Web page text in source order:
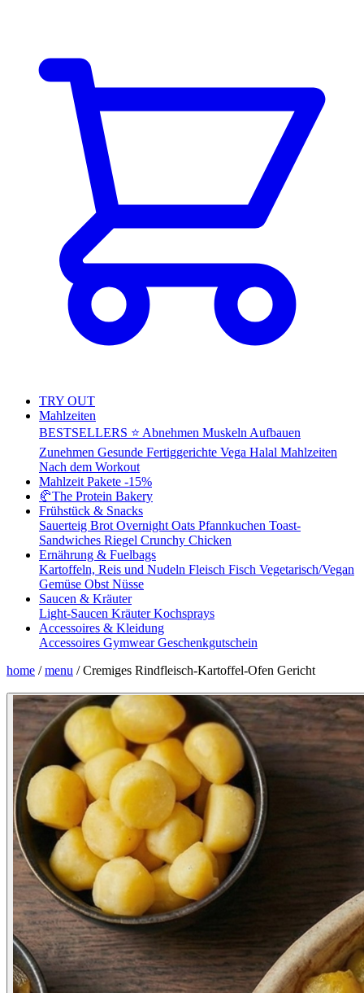
TRY OUT
Mahlzeiten
BESTSELLERS ⭐ Abnehmen Muskeln Aufbauen
Zunehmen Gesunde Fertiggerichte Vega Halal Mahlzeiten
Nach dem Workout
Mahlzeit Pakete -15%
🥐The Protein Bakery
Frühstück & Snacks
Sauerteig Brot Overnight Oats Pfannkuchen Toast-
Sandwiches Riegel Crunchy Chicken
Ernährung & Fuelbags
Kartoffeln, Reis und Nudeln Fleisch Fisch Vegetarisch/Vegan
Gemüse Obst Nüsse
Saucen & Kräuter
Light-Saucen KräuterKochsprays
Accessoires & Kleidung
Accessoires GymwearGeschenkgutschein
home / menu / Cremiges Rindfleisch-Kartoffel-Ofen Gericht